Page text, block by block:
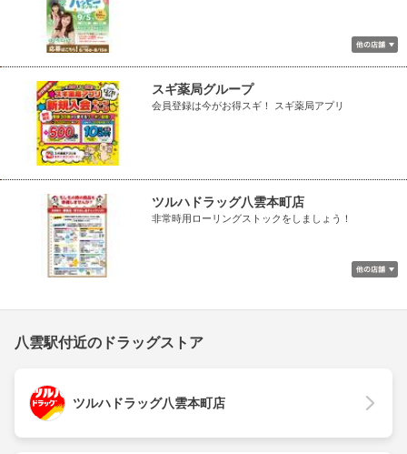
スギ薬局グループ
会員登録は今がお得スギ！ スギ薬局アプリ
ツルハドラッグ八雲本町店
非常時用ローリングストックをしましょう！
八雲駅付近のドラッグストア
ツルハドラッグ八雲本町店